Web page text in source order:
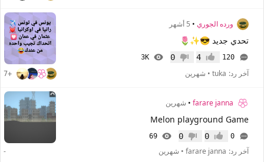
ورده الجوري • 5 أشهر
تحدي جديد 😎✨️🌷
120 إعجاب4 عدم إعجاب
0
3K
آخر رد: tuka
• شهرين +7
farare janna
• شهرين
Melon playground Game
0 إعجاب0 عدم إعجاب
0
69
آخر رد: farare janna
• شهرين -